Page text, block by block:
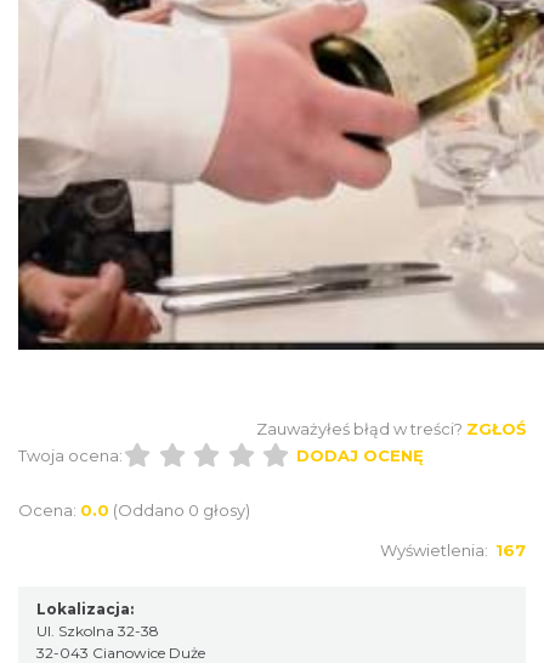
Zauważyłeś błąd w treści? ZGŁOŚ
Twoja ocena:
DODAJ OCENĘ
Ocena: 0.0 (Oddano 0 głosy)
Wyświetlenia: 167
Lokalizacja:
Ul. Szkolna 32-38
32-043 Cianowice Duże